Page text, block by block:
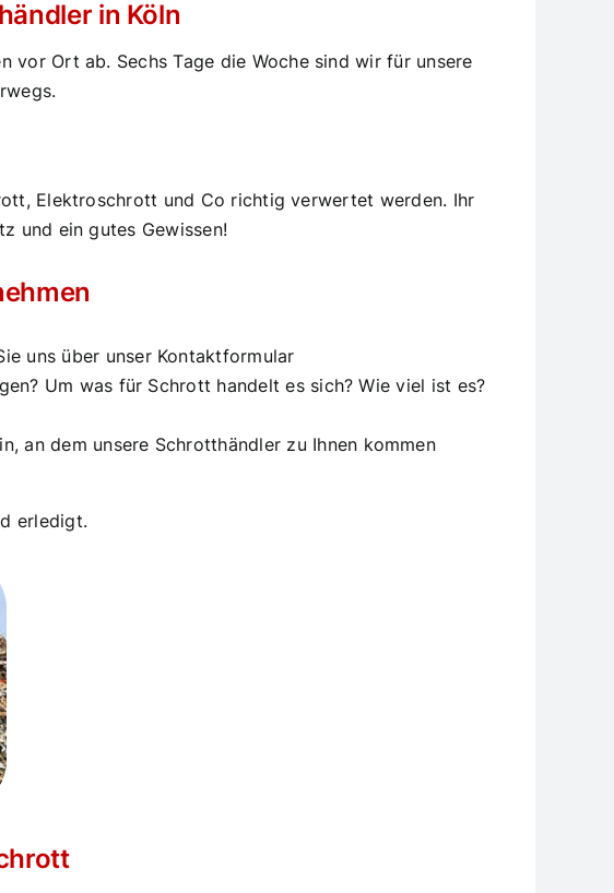
in Köln
Ort ab. Sechs Tage die Woche sind wir für unsere
Elektroschrott und Co richtig verwertet werden. Ihr
und ein gutes Gewissen!
uns über unser Kontaktformular
Um was für Schrott handelt es sich? Wie viel ist es?
an dem unsere Schrotthändler zu Ihnen kommen
erledigt.